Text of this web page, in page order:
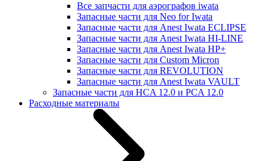
Все запчасти для аэрографов iwata
Запасные части для Neo for Iwata
Запасные части для Anest Iwata ECLIPSE
Запасные части для Anest Iwata HI-LINE
Запасные части для Anest Iwata HP+
Запасные части для Custom Micron
Запасные части для REVOLUTION
Запасные части для Anest Iwata VAULT
Запасные части для HCA 12.0 и PCA 12.0
Расходные материалы